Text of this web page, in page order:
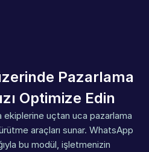
Pazarlama
Optimize Edin
ekiplerine uçtan uca pazarlama
araçları sunar. WhatsApp
bu modül, işletmenizin